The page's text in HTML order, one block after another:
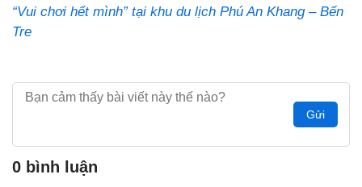
“Vui chơi hết mình” tại khu du lịch Phú An Khang – Bến
Tre
Gửi
0 bình luận